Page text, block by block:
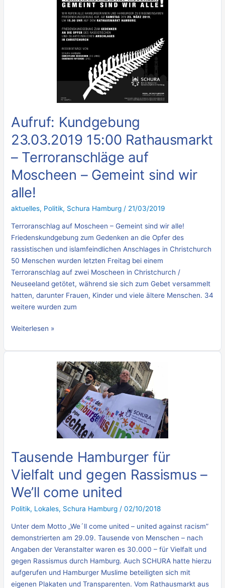
Aufruf: Kundgebung
23.03.2019 15:00 Rathausmarkt
– Terroranschläge auf
Moscheen – Gemeint sind wir
alle!
aktuelles, Politik, Schura Hamburg / 21/03/2019
Terroranschlag auf Moscheen – Gemeint sind wir alle!
Friedenskundgebung zum Gedenken an die Opfer des
rassistischen und islamfeindlichen Anschlages in Christchurch
50 Menschen wurden letzten Freitag bei einem
Terroranschlag auf zwei Moscheen in Christchurch /
Neuseeland getötet, während sie sich zum Gebet versammelt
hatten, darunter Frauen, Kinder und viele ältere Menschen. 34
weitere wurden zum
sind
wir
alle!
Weiterlesen »
Tausende Hamburger für
Vielfalt und gegen Rassismus –
We’ll come united
Politik, Lokales, Schura Hamburg /02/10/2018
Unter dem Motto „We´ll come united – united against racism”
demonstrierten am 29.09. Tausende von Menschen – nach
Angaben der Veranstalter waren es 30.000 – für Vielfalt und
gegen Rassismus durch Hamburg. Auch SCHURA hatte hierzu
aufgerufen und Hamburger Muslime beteiligten sich mit
eigenen Plakaten und Transparenten. Vom Rathausmarkt aus
We’ll
come
united